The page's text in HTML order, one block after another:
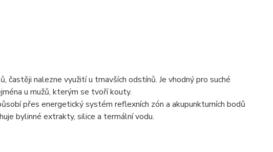
častěji nalezne využití u tmavších odstínů. Je vhodný pro suché
u mužů, kterým se tvoří kouty.
přes energetický systém reflexních zón a akupunkturních bodů
bylinné extrakty, silice a termální vodu.